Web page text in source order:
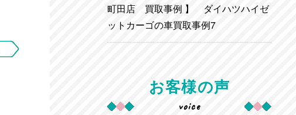
町田店 買取事例 】 ダイハツハイゼ
ットカーゴの車買取事例7
お客様の声
voice